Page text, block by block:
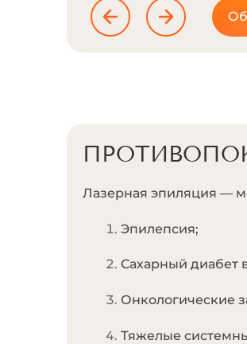
Лазерная эпиляция —
Эпилепсия;
Сахарный диабет
Онкологические
Тяжелые